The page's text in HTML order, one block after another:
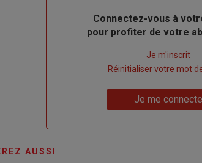
Body
Connectez-vous à
pour profiter de votre
compte"
Je m'inscrit
Réinitialiser votre mot
Je me connecte
AUSSI